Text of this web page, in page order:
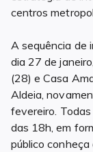
centros
A sequência de
dia 27 de
(28) e Casa
Aldeia,
fevereiro.
das 18h, em
público